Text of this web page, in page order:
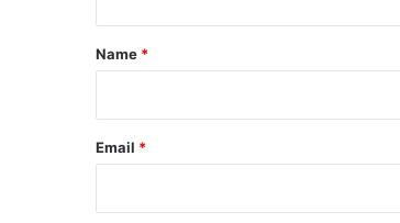
*
Name *
Email *